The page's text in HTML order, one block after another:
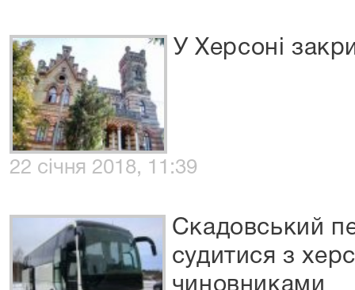
У Херсоні
22 січня 2018, 11:39
Скадовський
судитися з
чиновниками